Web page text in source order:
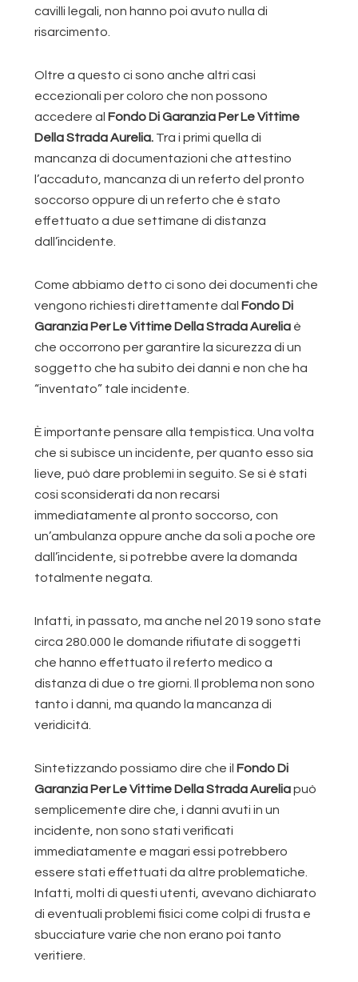
cavilli legali, non hanno poi avuto nulla di
risarcimento.
Oltre a questo ci sono anche altri casi
eccezionali per coloro che non possono
accedere al Fondo Di Garanzia Per Le Vittime
Della Strada Aurelia. Tra i primi quella di
mancanza di documentazioni che attestino
l’accaduto, mancanza di un referto del pronto
soccorso oppure di un referto che è stato
effettuato a due settimane di distanza
dall’incidente.
Come abbiamo detto ci sono dei documenti che
vengono richiesti direttamente dal Fondo Di
Garanzia Per Le Vittime Della Strada Aurelia è
che occorrono per garantire la sicurezza di un
soggetto che ha subito dei danni e non che ha
“inventato” tale incidente.
È importante pensare alla tempistica. Una volta
che si subisce un incidente, per quanto esso sia
lieve, può dare problemi in seguito. Se si è stati
cosi sconsiderati da non recarsi
immediatamente al pronto soccorso, con
un’ambulanza oppure anche da soli a poche ore
dall’incidente, si potrebbe avere la domanda
totalmente negata.
Infatti, in passato, ma anche nel 2019 sono state
circa 280.000 le domande rifiutate di soggetti
che hanno effettuato il referto medico a
distanza di due o tre giorni. Il problema non sono
tanto i danni, ma quando la mancanza di
veridicità.
Sintetizzando possiamo dire che il Fondo Di
Garanzia Per Le Vittime Della Strada Aureliapuò
semplicemente dire che, i danni avuti in un
incidente, non sono stati verificati
immediatamente e magari essi potrebbero
essere stati effettuati da altre problematiche.
Infatti, molti di questi utenti, avevano dichiarato
di eventuali problemi fisici come colpi di frusta e
sbucciature varie che non erano poi tanto
veritiere.